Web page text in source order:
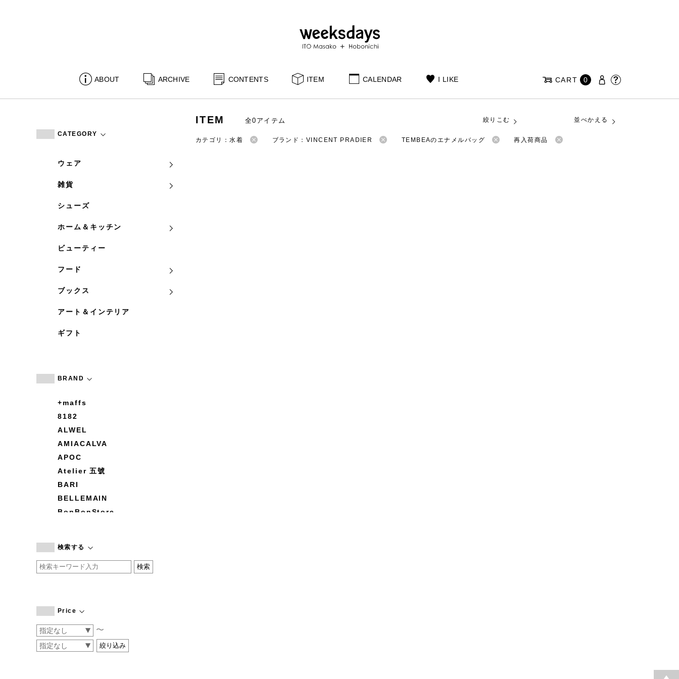
ABOUT ARCHIVE CONTENTS ITEM CALENDAR I LIKE CART 0
CATEGORY
ウェア
雑貨
シューズ
ホーム＆キッチン
ビューティー
フード
ブックス
アート＆インテリア
ギフト
BRAND
+maffs
8182
ALWEL
AMIACALVA
APOC
Atelier 五號
BARI
BELLEMAIN
BonBonStore
by basics
CATWORTH
COGTHEBIGSMOKE
CONVERSE
DEAN & DELUCA
検索する
Price
〜
ITEM 全0アイテム 絞りこむ 並べかえる
カテゴリ：水着 ブランド：VINCENT PRADIER TEMBEAのエナメルバッグ 再入荷商品